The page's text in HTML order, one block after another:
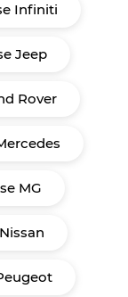
Infiniti
Jeep
Rover
MG